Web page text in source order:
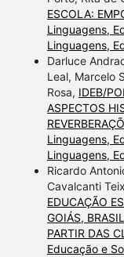
ESCOLA:
Linguagens,
Linguagens,
Darluce
Leal, Marcelo
Rosa, IDEB/
ASPECTOS
Linguagens,
Linguagens,
Ricardo
Cavalcanti
EDUCAÇÃO
GOIÁS,
PARTIR DAS
Educação e